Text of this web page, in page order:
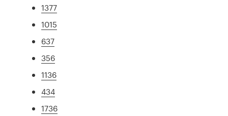
1377
1015
637
356
1136
434
1736